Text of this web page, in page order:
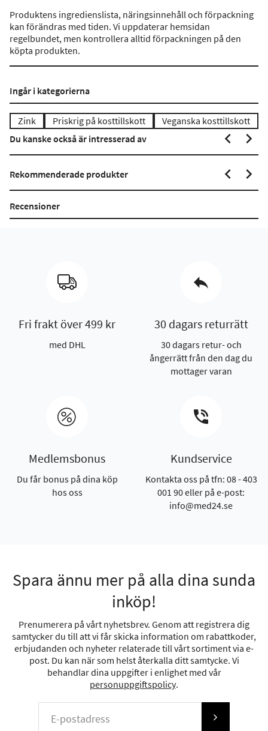
Produktens ingredienslista, näringsinnehåll och förpackning
kan förändras med tiden. Vi uppdaterar hemsidan
regelbundet, men kontrollera alltid förpackningen på den
köpta produkten.
Ingår i kategorierna
Zink Priskrig på kosttillskott
Veganska kosttillskott
Du kanske också är intresserad av
Rekommenderade produkter
Recensioner
Fri frakt över 499 kr
med DHL
30 dagars returrätt
30 dagars retur- och
ångerrätt från den dag du
mottager varan
Medlemsbonus
Du får bonus på dina köp
hos oss
Kundservice
Kontakta oss på tfn: 08 - 403
001 90 eller på e-post:
info@med24.se
Spara ännu mer på alla dina sunda
inköp!
Prenumerera på vårt nyhetsbrev. Genom att registrera dig
samtycker du till att vi får skicka information om rabattkoder,
erbjudanden och nyheter relaterade till vårt sortiment via e-
post. Du kan när som helst återkalla ditt samtycke. Vi
behandlar dina uppgifter i enlighet med vår
personuppgiftspolicy.